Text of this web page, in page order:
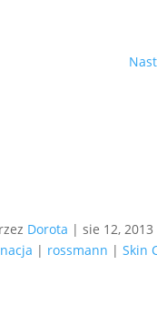
Dorota | sie 12, 2013
| rossmann |Skin